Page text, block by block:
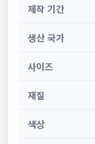
제작 기간
생산 국가
사이즈
재질
색상